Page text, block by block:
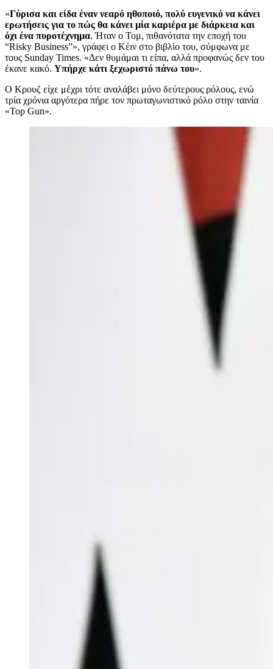
«Γύρισα και είδα έναν νεαρό ηθοποιό, πολύ ευγενικό να κάνει
ερωτήσεις για το πώς θα κάνει μία καριέρα με διάρκεια και
όχι ένα πυροτέχνημα. Ήταν ο Τομ, πιθανότατα την εποχή του
“Risky Business”», γράφει ο Κέιν στο βιβλίο του, σύμφωνα με
τους Sunday Times. «Δεν θυμάμαι τι είπα, αλλά προφανώς δεν του
έκανε κακό. Υπήρχε κάτι ξεχωριστό πάνω του».
Ο Κρουζ είχε μέχρι τότε αναλάβει μόνο δεύτερους ρόλους, ενώ
τρία χρόνια αργότερα πήρε τον πρωταγωνιστικό ρόλο στην ταινία
«Top Gun».